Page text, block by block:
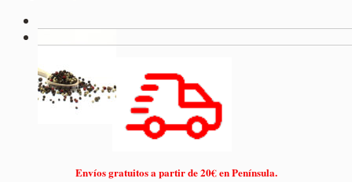
Envíos gratuitos a partir de 20€ en Península.